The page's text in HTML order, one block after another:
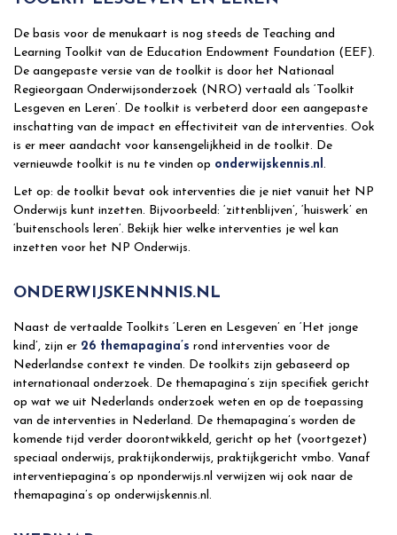
De basis voor de menukaart is nog steeds de Teaching and
Learning Toolkit van de Education Endowment Foundation (EEF).
De aangepaste versie van de toolkit is door het Nationaal
Regieorgaan Onderwijsonderzoek (NRO) vertaald als ‘Toolkit
Lesgeven en Leren’. De toolkit is verbeterd door een aangepaste
inschatting van de impact en effectiviteit van de interventies. Ook
is er meer aandacht voor kansengelijkheid in de toolkit. De
vernieuwde toolkit is nu te vinden op onderwijskennis.nl.
Let op: de toolkit bevat ook interventies die je niet vanuit het NP
Onderwijs kunt inzetten. Bijvoorbeeld: ‘zittenblijven’, ‘huiswerk’ en
‘buitenschools leren’. Bekijk hier welke interventies je wel kan
inzetten voor het NP Onderwijs.
ONDERWIJSKENNNIS.NL
Naast de vertaalde Toolkits ‘Leren en Lesgeven’ en ‘Het jonge
kind’, zijn er 26 themapagina’s rond interventies voor de
Nederlandse context te vinden. De toolkits zijn gebaseerd op
internationaal onderzoek. De themapagina’s zijn specifiek gericht
op wat we uit Nederlands onderzoek weten en op de toepassing
van de interventies in Nederland. De themapagina’s worden de
komende tijd verder doorontwikkeld, gericht op het (voortgezet)
speciaal onderwijs, praktijkonderwijs, praktijkgericht vmbo. Vanaf
interventiepagina’s op nponderwijs.nl verwijzen wij ook naar de
themapagina’s op onderwijskennis.nl.